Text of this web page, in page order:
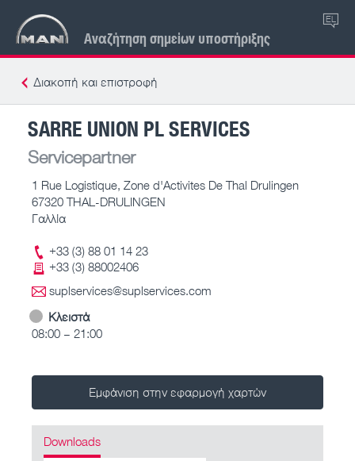
Αναζήτηση σημείων υποστήριξης
EL
Διακοπή και επιστροφή
SARRE UNION PL SERVICES
Servicepartner
1 Rue Logistique, Zone d'Activites De Thal Drulingen
67320 THAL-DRULINGEN
Γαλλία
+33 (3) 88 01 14 23
+33 (3) 88002406
suplservices@suplservices.com
Κλειστά
08:00 – 21:00
Εμφάνιση στην εφαρμογή χαρτών
Downloads